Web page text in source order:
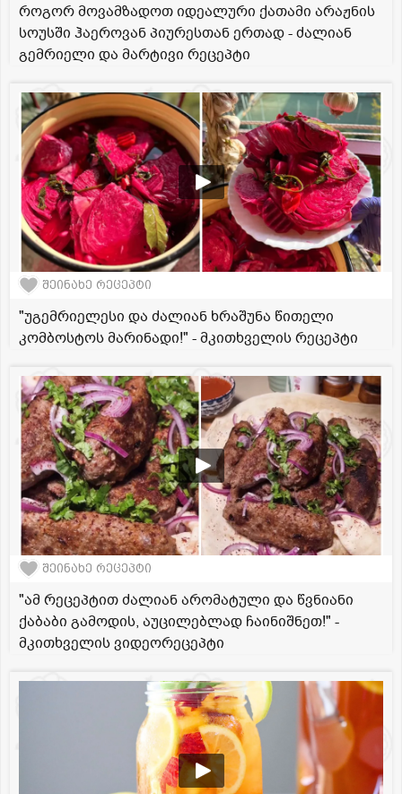
როგორ მოვამზადოთ იდეალური ქათამი არაჟნის
სოუსში ჰაეროვან პიურესთან ერთად - ძალიან
გემრიელი და მარტივი რეცეპტი
შეინახე რეცეპტი
"უგემრიელესი და ძალიან ხრაშუნა წითელი
კომბოსტოს მარინადი!" - მკითხველის რეცეპტი
შეინახე რეცეპტი
"ამ რეცეპტით ძალიან არომატული და წვნიანი
ქაბაბი გამოდის, აუცილებლად ჩაინიშნეთ!" -
მკითხველის ვიდეორეცეპტი